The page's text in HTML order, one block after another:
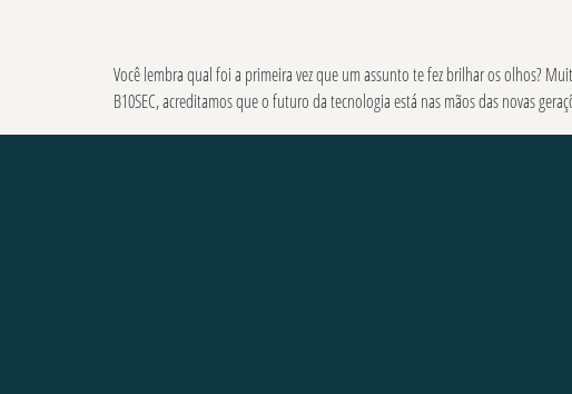
Você lembra qual foi a primeira vez que um assunto te fez brilhar os olhos?
B10SEC, acreditamos que o futuro da tecnologia está nas mãos das novas